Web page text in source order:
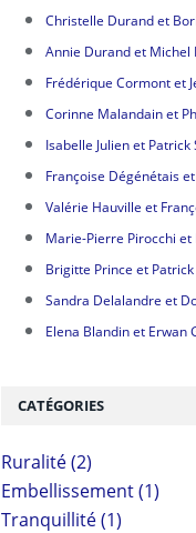
CATÉGORIES
Ruralité(2)
Embellissement(1)
Tranquillité(1)
Christelle Durand et
Annie Durand et Michel
Frédérique Cormont et
Corinne Malandain et
Isabelle Julien et Patrick
Françoise Dégénétais
Valérie Hauville et
Marie-Pierre Pirocchi et
Brigitte Prince et
Sandra Delalandre et
Elena Blandin et Erwan